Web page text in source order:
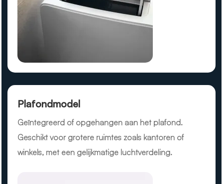
Plafondmodel
Geïntegreerd of opgehangen aan het plafond.
Geschikt voor grotere ruimtes zoals kantoren of
winkels, met een gelijkmatige luchtverdeling.